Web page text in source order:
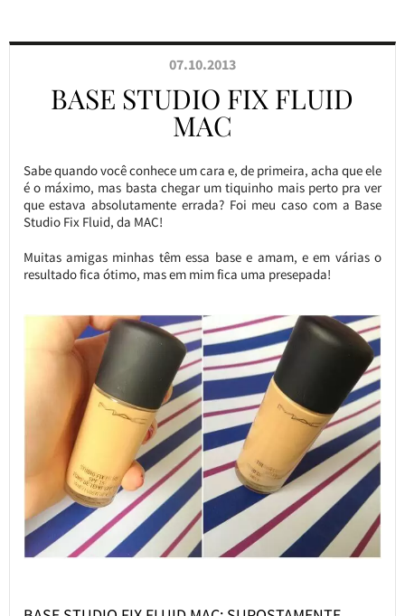
07.10.2013
BASE STUDIO FIX FLUID
MAC
Sabe quando você conhece um cara e, de primeira, acha que ele
é o máximo, mas basta chegar um tiquinho mais perto pra ver
que estava absolutamente errada? Foi meu caso com a Base
Studio Fix Fluid, da MAC!
Muitas amigas minhas têm essa base e amam, e em várias o
resultado fica ótimo, mas em mim fica uma presepada!